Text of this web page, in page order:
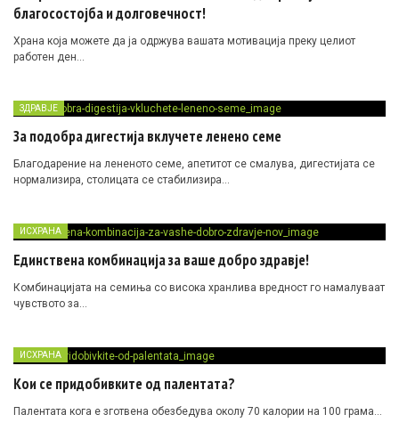
благосостојба и долговечност!
Храна која можете да ја одржува вашата мотивација преку целиот
работен ден…
ЗДРАВЈЕ
За подобра дигестија вклучете ленено семе
Благодарение на лененото семе, апетитот се смалува, дигестијата се
нормализира, столицата се стабилизира…
ИСХРАНА
Единствена комбинација за ваше добро здравје!
Комбинацијата на семиња со висока хранлива вредност го намалуваат
чувството за…
ИСХРАНА
Кои се придобивките од пaлентата?
Пaлентата кога е зготвена обезбедува околу 70 калории на 100 грама…